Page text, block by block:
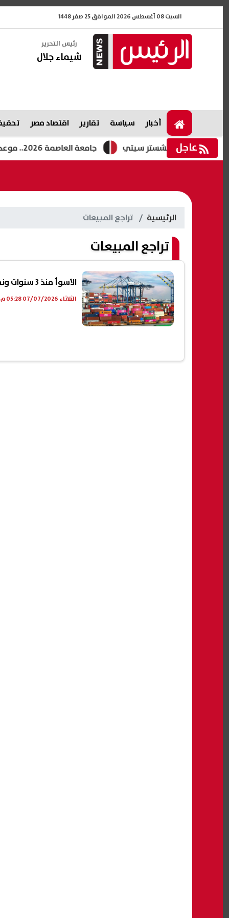
السبت 08 أغسطس 2026 الموافق 25 صفر 1448
رئيس التحرير
شيماء جلال
أخبار سياسة تقارير اقتصاد مصر
عاجل جامعة العاصمة 2026.. موعد التحويلات المناظرة وغير المناظرة وخطوات التقديم وموقف مانشستر سيتي
الرئيسية تراجع المبيعات
تراجع المبيعات
الأسوأ منذ 3 سنوات ونصف.. انكماش القطاع الخاص في مصر يتفاقم خلال يونيو
الثلاثاء 07/07/2026 05:28 م